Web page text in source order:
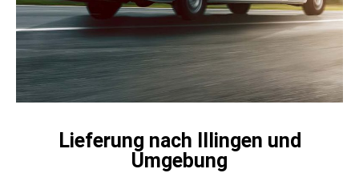
Lieferung nach Illingen und
Umgebung